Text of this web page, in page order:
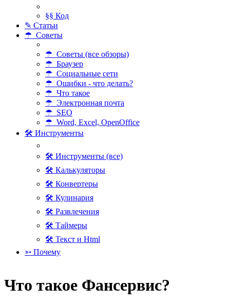
§§ Код
✎ Статьи
☂ Советы
☂ Советы (все обзоры)
☂ Браузер
☂ Социальные сети
☂ Ошибки - что делать?
☂ Что такое
☂ Электронная почта
☂ SEO
☂ Word, Excel, OpenOffice
🛠 Инструменты
🛠 Инструменты (все)
🛠 Калькуляторы
🛠 Конвертеры
🛠 Кулинария
🛠 Развлечения
🛠 Таймеры
🛠 Текст и Html
➳ Почему
Что такое Фансервис?